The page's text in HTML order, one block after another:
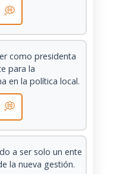
💭
como presidenta
para la
en la política local.
💭
a ser solo un ente
la nueva gestión.